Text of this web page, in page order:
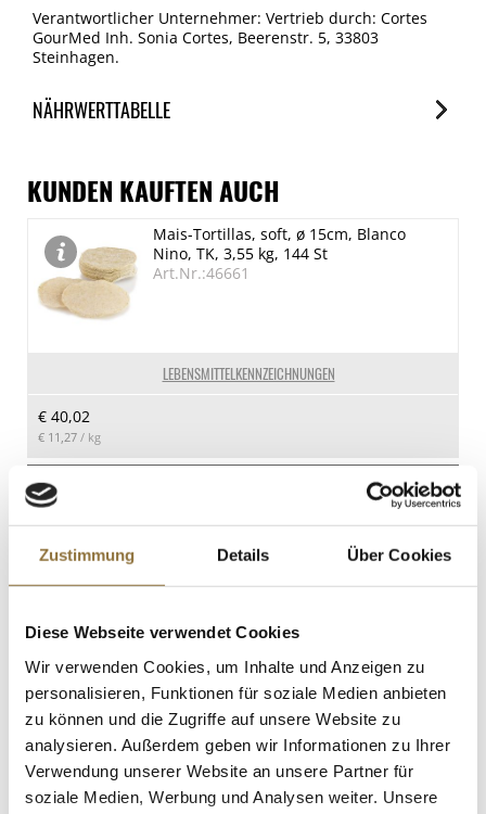
Zustimmung Details Über Cookies
Diese Webseite verwendet Cookies
Wir verwenden Cookies, um Inhalte und Anzeigen zu
personalisieren, Funktionen für soziale Medien anbieten
zu können und die Zugriffe auf unsere Website zu
analysieren. Außerdem geben wir Informationen zu Ihrer
Verwendung unserer Website an unsere Partner für
soziale Medien, Werbung und Analysen weiter. Unsere
Verantwortlicher Unternehmer: Vertrieb durch: Cortes
GourMed Inh. Sonia Cortes, Beerenstr. 5, 33803
Steinhagen.
NÄHRWERTTABELLE
je 100g
Brennwert
1143 kJ/273 kcal
Fett
12.8 g
0.1 g
0.1 g
Eiweiß
39.3 g
KUNDEN KAUFTEN AUCH
LEBENSMITTELKENNZEICHNUNGEN
Mais-Tortillas, soft, ø 15cm, Blanco
Nino, TK, 3,55 kg, 144 St
Art.Nr.:46661
€ 40,02
€ 11,27 / kg
LEBENSMITTELKENNZEICHNUNGEN
Wiberg Röstzwiebeln, geschnitten, 1 kg
Art.Nr.:28868
€ 13,64
St.